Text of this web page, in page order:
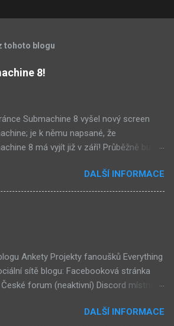
tohoto blogu
8!
Submachine 8 vyšel nový screen
je k němu napsané, že
8 má vyjít již v září! Průběžně budu
materiál ze Submachine 8. Zvukové
menu. První screen, který se na stránce
1 ( stránka sub8 ) Screen, který
jako ikona her na PastelPortal.com,
to snad že vystoupíme z Liziny lodi,
by mě taky dost zajímalo. Mateusz u
DALŠÍ INFORMACE
Ankety Projekty fanoušků Everything
sítě blogu: Facebooková stránka
forum (neaktivní) Discord místnost
Twitter Instagram Pastelland Forum
DALŠÍ INFORMACE